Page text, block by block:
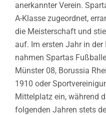
anerkannter Verein.
A-Klasse zugeordnet,
die Meisterschaft und
auf. Im ersten Jahr in
nahmen Spartas
Münster 08, Borussia
1910 oder
Mittelplatz ein, während
folgenden Jahren stets